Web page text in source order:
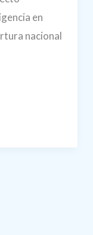
en
nacional